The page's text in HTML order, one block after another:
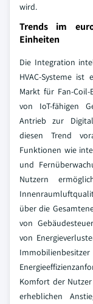
wird.
Trends im
Einheiten
Die Integration
HVAC-Systeme
Markt für Fan-Coil-
von IoT-fähigen
Antrieb zur
diesen Trend
Funktionen wie
und
Nutzern
über die
von
von
Komfort der
erheblichen